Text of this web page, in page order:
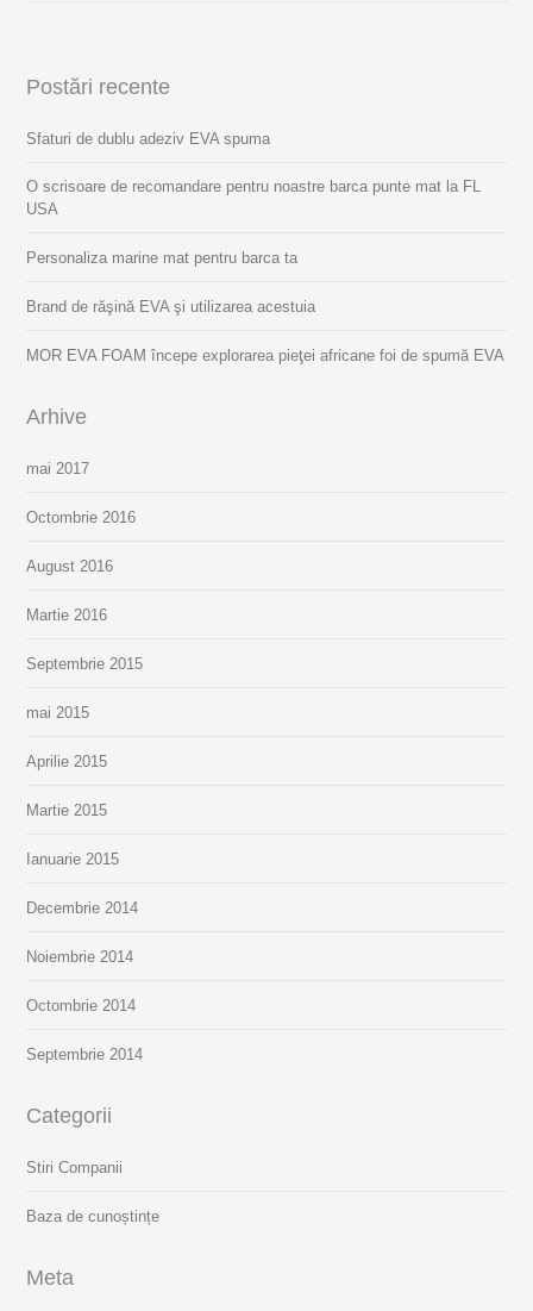
Postări recente
Sfaturi de dublu adeziv EVA spuma
O scrisoare de recomandare pentru noastre barca punte mat la FL
USA
Personaliza marine mat pentru barca ta
Brand de răşină EVA şi utilizarea acestuia
MOR EVA FOAM începe explorarea pieţei africane foi de spumă EVA
Arhive
mai 2017
Octombrie 2016
August 2016
Martie 2016
Septembrie 2015
mai 2015
Aprilie 2015
Martie 2015
Ianuarie 2015
Decembrie 2014
Noiembrie 2014
Octombrie 2014
Septembrie 2014
Categorii
Stiri Companii
Baza de cunoștințe
Meta